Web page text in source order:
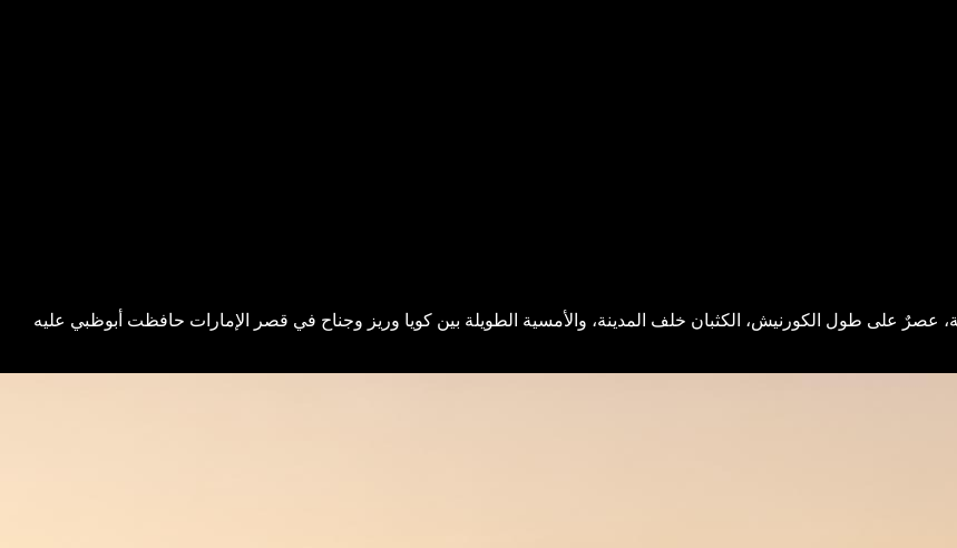
عصرٌ على طول الكورنيش، الكثبان خلف المدينة، والأمسية الطويلة بين كويا وريز وجناح في قصر الإمارات حافظت أبوظبي عليه